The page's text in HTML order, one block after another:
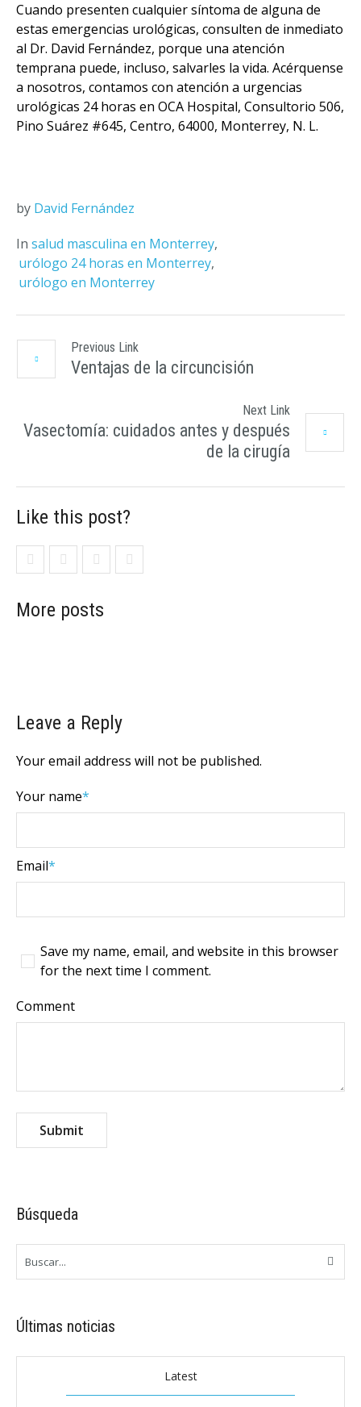
Cuando presenten cualquier síntoma de alguna de
estas emergencias urológicas, consulten de inmediato
al Dr. David Fernández, porque una atención
temprana puede, incluso, salvarles la vida. Acérquense
a nosotros, contamos con atención a urgencias
urológicas 24 horas en OCA Hospital, Consultorio 506,
Pino Suárez #645, Centro, 64000, Monterrey, N. L.
by David Fernández
In salud masculina en Monterrey,
urólogo 24 horas en Monterrey,
urólogo en Monterrey
Previous Link
Ventajas de la circuncisión
Next Link
Vasectomía: cuidados antes y después
de la cirugía
Like this post?
More posts
Leave a Reply
Your email address will not be published.
Your name*
Email*
Save my name, email, and website in this browser
for the next time I comment.
Comment
Búsqueda
Últimas noticias
Latest